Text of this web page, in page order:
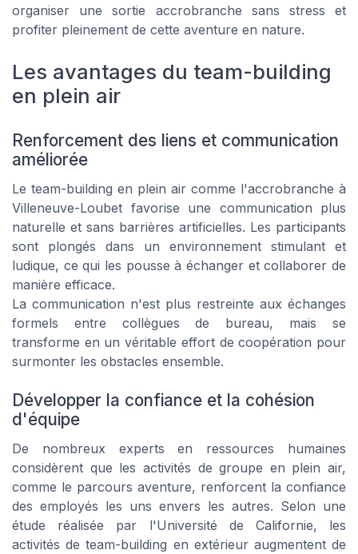
organiser une sortie accrobranche sans stress et
profiter pleinement de cette aventure en nature.
Les avantages du team-building
en plein air
Renforcement des liens et communication
améliorée
Le team-building en plein air comme l'accrobranche à
Villeneuve-Loubet favorise une communication plus
naturelle et sans barrières artificielles. Les participants
sont plongés dans un environnement stimulant et
ludique, ce qui les pousse à échanger et collaborer de
manière efficace.
La communication n'est plus restreinte aux échanges
formels entre collègues de bureau, mais se
transforme en un véritable effort de coopération pour
surmonter les obstacles ensemble.
Développer la confiance et la cohésion
d'équipe
De nombreux experts en ressources humaines
considèrent que les activités de groupe en plein air,
comme le parcours aventure, renforcent la confiance
des employés les uns envers les autres. Selon une
étude réalisée par l'Université de Californie, les
activités de team-building en extérieur augmentent de